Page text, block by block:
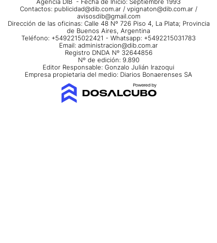
Contactos: publicidad@dib.com.ar / vpignaton@dib.com.ar /
avisosdib@gmail.com
Dirección de las oficinas: Calle 48 Nº 726 Piso 4, La Plata; Provincia
de Buenos Aires, Argentina
Teléfono: +5492215022421 - Whatsapp: +5492215031783
Email: administracion@dib.com.ar
Registro DNDA Nº 32644856
Nº de edición: 9.890
Editor Responsable: Gonzalo Julián Irazoqui
Empresa propietaria del medio: Diarios Bonaerenses SA